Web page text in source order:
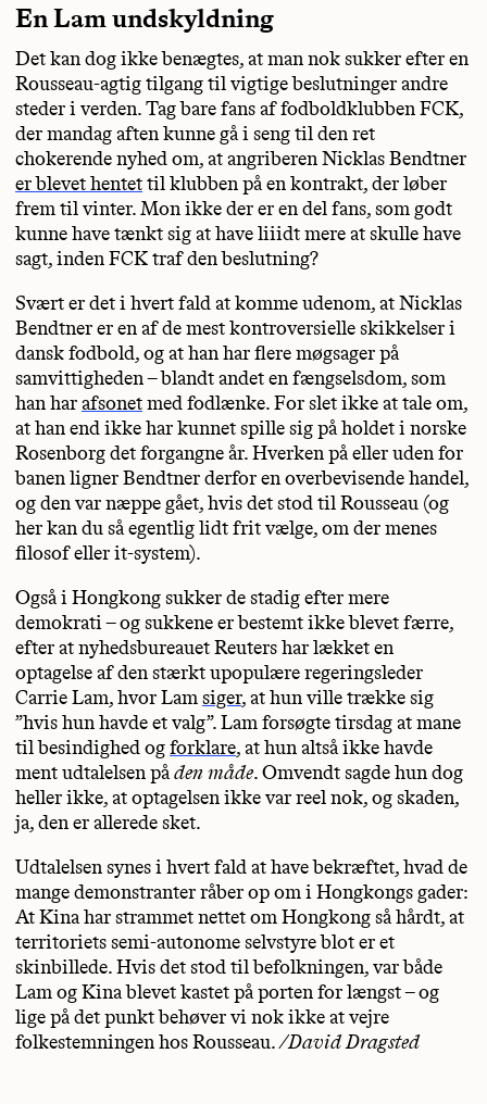
En Lam undskyldning
Det kan dog ikke benægtes, at man nok sukker efter en
Rousseau-agtig tilgang til vigtige beslutninger andre
steder i verden. Tag bare fans af fodboldklubben FCK,
der mandag aften kunne gå i seng til den ret
chokerende nyhed om, at angriberen Nicklas Bendtner
er blevet hentettil klubben på en kontrakt, der løber
frem til vinter. Mon ikke der er en del fans, som godt
kunne have tænkt sig at have liiidt mere at skulle have
sagt, inden FCK traf den beslutning?
Svært er det i hvert fald at komme udenom, at Nicklas
Bendtner er en af de mest kontroversielle skikkelser i
dansk fodbold, og at han har flere møgsager på
samvittigheden – blandt andet en fængselsdom, som
han harafsonetmed fodlænke. For slet ikke at tale om,
at han end ikke har kunnet spille sig på holdet i norske
Rosenborg det forgangne år. Hverken på eller uden for
banen ligner Bendtner derfor en overbevisende handel,
og den var næppe gået, hvis det stod til Rousseau (og
her kan du så egentlig lidt frit vælge, om der menes
filosof eller it-system).
Også i Hongkong sukker de stadig efter mere
demokrati – og sukkene er bestemt ikke blevet færre,
efter at nyhedsbureauet Reuters har lækket en
optagelse af den stærkt upopulære regeringsleder
Carrie Lam, hvor Lamsiger, at hun ville trække sig
”hvis hun havde et valg”. Lam forsøgte tirsdag at mane
til besindighed ogforklare, at hun altså ikke havde
ment udtalelsen påden måde. Omvendt sagde hun dog
heller ikke, at optagelsen ikke var reel nok, og skaden,
ja, den er allerede sket.
Udtalelsen synes i hvert fald at have bekræftet, hvad de
mange demonstranter råber op om i Hongkongs gader:
At Kina har strammet nettet om Hongkong så hårdt, at
territoriets semi-autonome selvstyre blot er et
skinbillede. Hvis det stod til befolkningen, var både
Lam og Kina blevet kastet på porten for længst – og
lige på det punkt behøver vi nok ikke at vejre
folkestemningen hos Rousseau./David Dragsted